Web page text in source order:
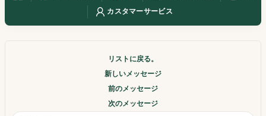
カスタマーサービス
リストに戻る。
新しいメッセージ
前のメッセージ
次のメッセージ